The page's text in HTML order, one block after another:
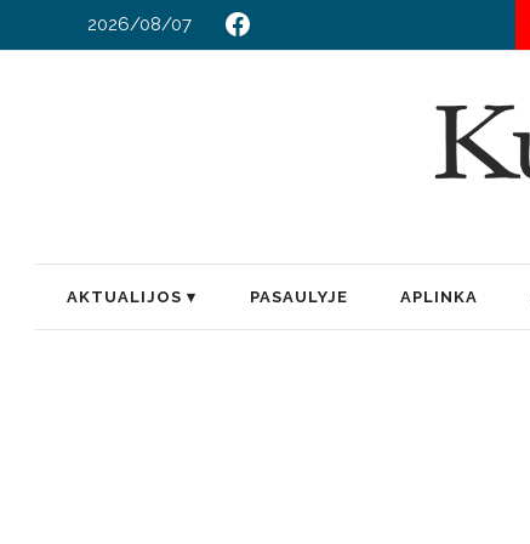
2026/08/07
AKTUALIJOS PASAULYJE APLINKA